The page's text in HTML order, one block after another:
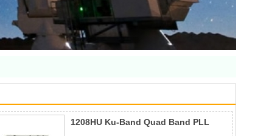
1208HU Ku-Band Quad Band PLL